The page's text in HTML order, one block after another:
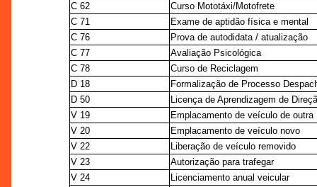
C 62
Curso Mototáxi/Motofrete
C 71
Exame de aptidão física e mental
C 76
Prova de autodidata / atualização
C 77
Avaliação Psicológica
C 78
Curso de Reciclagem
D 18
Formalização de Processo
D 50
Licença de Aprendizagem de
V 19
Emplacamento de veículo de outra
V 20
Emplacamento de veículo novo
V 22
Liberação de veículo removido
V 23
Autorização para trafegar
V 24
Licenciamento anual veicular